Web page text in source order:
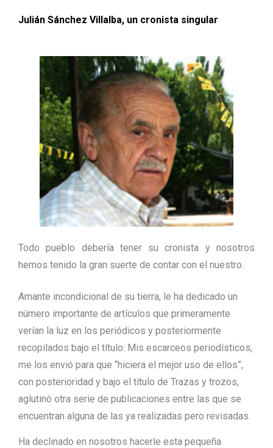
Julián Sánchez Villalba, un cronista singular
Todo pueblo debería tener su cronista y nosotros
hemos tenido la gran suerte de contar con el nuestro.
Amante incondicional de su tierra, le ha dedicado un
número importante de artículos que primeramente
verían la luz en los periódicos y posteriormente
recopilados bajo el título: Mis escarceos periodísticos,
me los envió para que “hiciera el mejor uso de ellos”,
con posterioridad y bajo el título de Trazas y trozos,
aglutinó otra serie de publicaciones entre las que se
encuentran alguna de las ya realizadas pero revisadas.
Ha declinado en nosotros hacerle esta pequeña